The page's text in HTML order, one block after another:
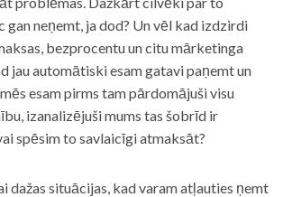
gan neņemt, ja dod? Un vēl kad izdzirdi
bezprocentu un citu mārketinga
jau automātiski esam gatavi paņemt un
esam pirms tam pārdomājuši visu
izanalizējuši mums tas šobrīd ir
spēsim to savlaicīgi atmaksāt?
dažas situācijas, kad varam atļauties ņemt